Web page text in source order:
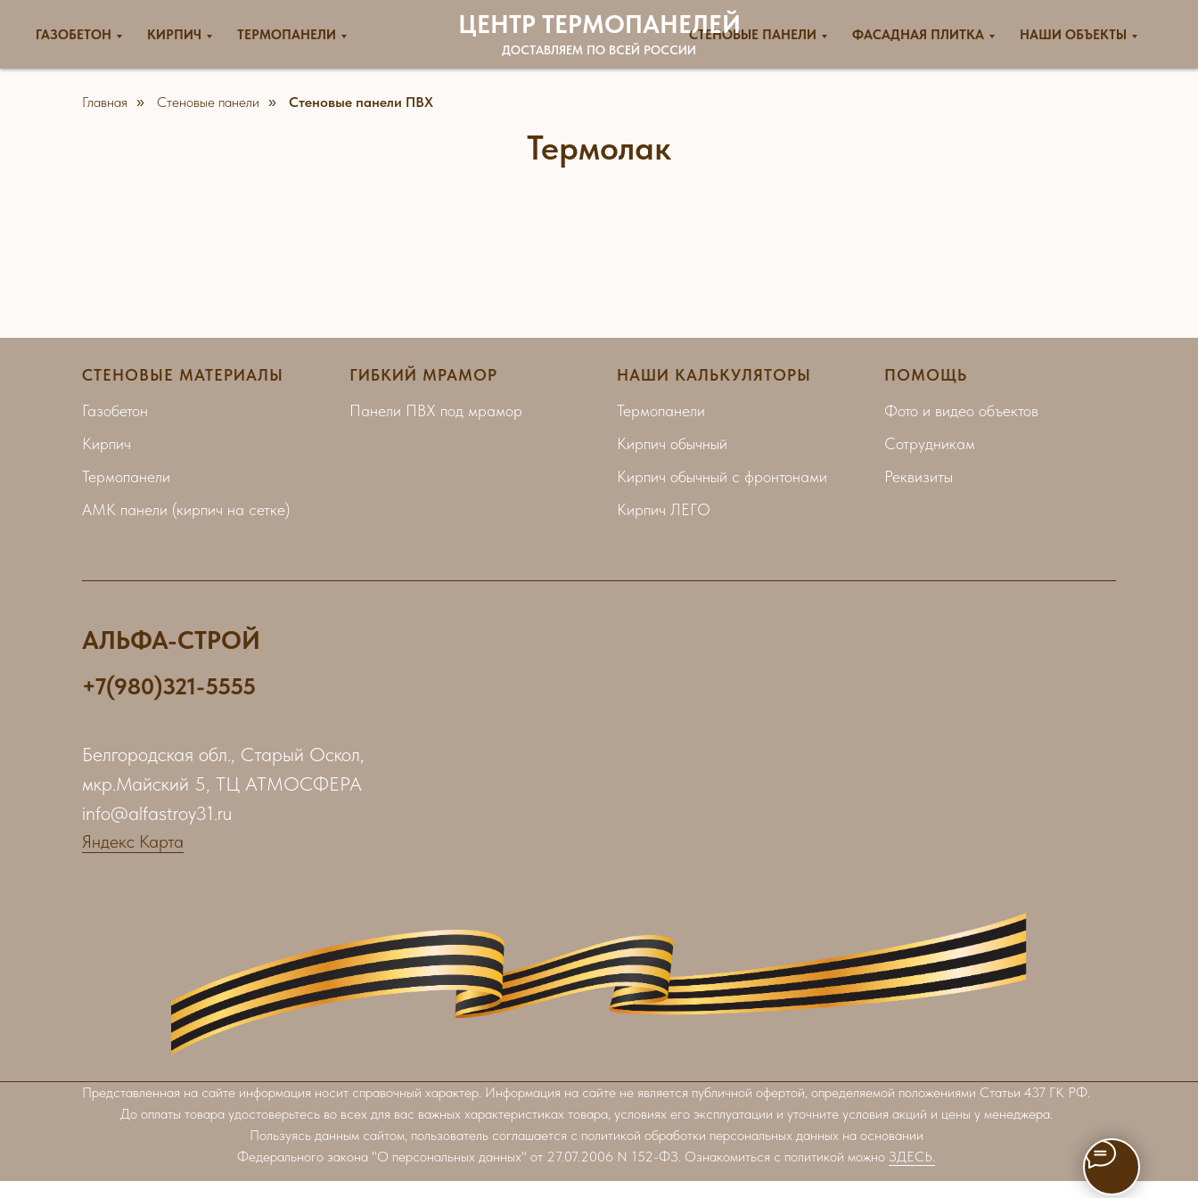
ЦЕНТР ТЕРМОПАНЕЛЕЙ
ДОСТАВЛЯЕМ ПО ВСЕЙ РОССИИ
ГАЗОБЕТОН КИРПИЧ ТЕРМОПАНЕЛИ СТЕНОВЫЕ ПАНЕЛИ ФАСАДНАЯ ПЛИТКА НАШИ ОБЪЕКТЫ
Главная » Стеновые панели » Стеновые панели ПВХ
Термолак
СТЕНОВЫЕ МАТЕРИАЛЫ
Газобетон
Кирпич
Термопанели
АМК панели (кирпич на сетке)
ГИБКИЙ МРАМОР
Панели ПВХ под мрамор
НАШИ КАЛЬКУЛЯТОРЫ
Термопанели
Кирпич обычный
Кирпич обычный с фронтонами
Кирпич ЛЕГО
ПОМОЩЬ
Фото и видео объектов
Сотрудникам
Реквизиты
АЛЬФА-СТРОЙ
+7(980)321-5555
Белгородская обл., Старый Оскол,
мкр.Майский 5, ТЦ АТМОСФЕРА
info@alfastroy31.ru
Яндекс Карта
Представленная на сайте информация носит справочный характер. Информация на сайте не является публичной офертой, определяемой положениями Статьи 437 ГК РФ.
До оплаты товара удостоверьтесь во всех для вас важных характеристиках товара, условиях его эксплуатации и уточните условия акций и цены у менеджера.
Пользуясь данным сайтом, пользователь соглашается с политикой обработки персональных данных на основании
Федерального закона "О персональных данных" от 27.07.2006 N 152-ФЗ. Ознакомиться с политикой можно ЗДЕСЬ.